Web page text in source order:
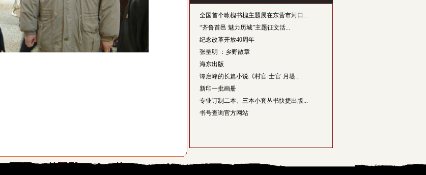
全国首个咏槐书槐主题展在东营市河口...
“齐鲁首邑 魅力历城”主题征文活...
纪念改革开放40周年
张呈明 ：乡野散章
海东出版
谭启峰的长篇小说《村官·士官·月堤...
新印一批画册
专业订制二本、三本小套丛书快捷出版...
书号查询官方网站